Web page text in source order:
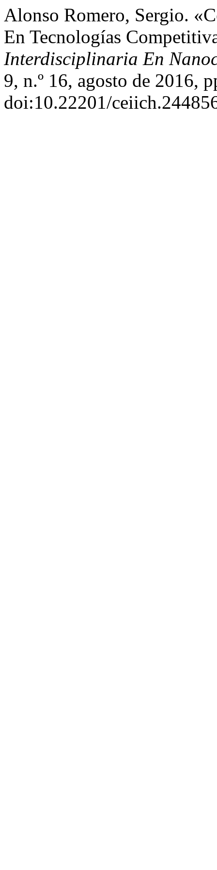
Alonso Romero, Sergio.
En Tecnologías
Interdisciplinaria En
9, n.º 16, agosto de 2016,
doi:10.22201/